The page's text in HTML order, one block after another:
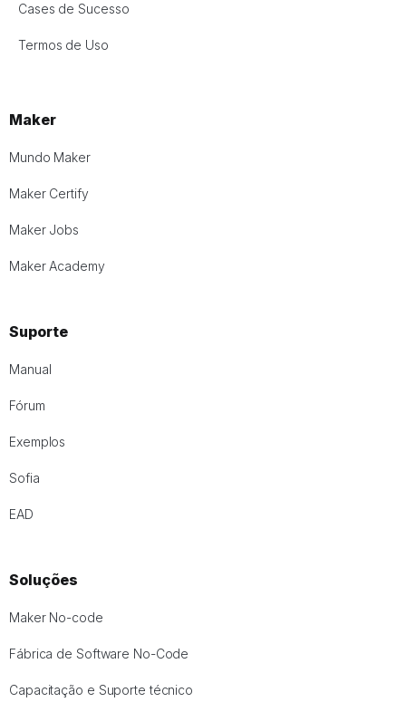
Cases de Sucesso
Termos de Uso
Maker
Mundo Maker
Maker Certify
Maker Jobs
Maker Academy
Suporte
Manual
Fórum
Exemplos
Sofia
EAD
Soluções
Maker No-code
Fábrica de Software No-Code
Capacitação e Suporte técnico